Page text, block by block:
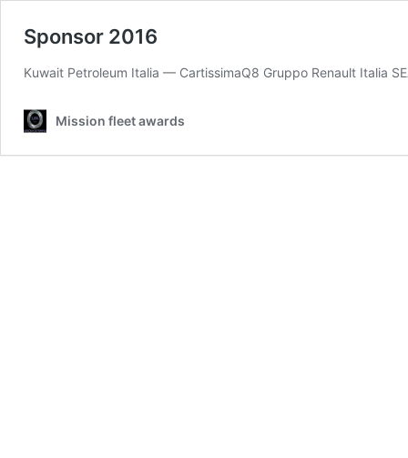
Sponsor 2016
Kuwait Petroleum Italia — CartissimaQ8 Gruppo Renault Italia
Mission fleet awards